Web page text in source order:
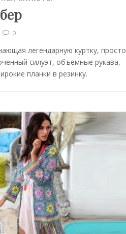
0
легендарную куртку, просто
силуэт, объемные рукава,
планки в резинку.